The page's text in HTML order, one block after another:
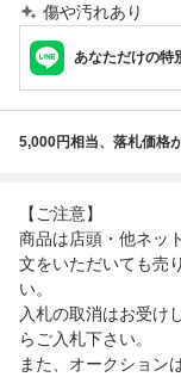
傷や汚れあり
あなただけの特
5,000円相当、落札価格
【ご注意】
商品は店頭・他ネッ
文をいただいても売
い。
入札の取消はお受け
らご入札下さい。
また、オークション